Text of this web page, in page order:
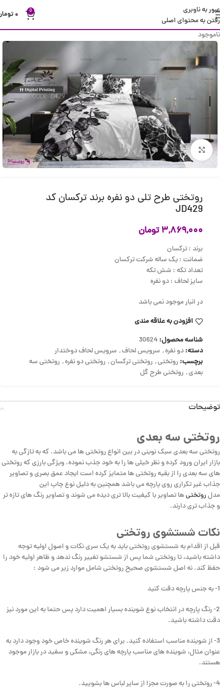
عبور به ناوبری
رفتن به محتوای اصلی
0 ۰
ناموجود
بزرگنمایی تصویر
روتختی طرح تلی دو نفره برند ترکسان کد
JD429
۳,۸۶۹,۰۰۰تومان
برند : ترکسان
ضمانت : یک ساله شرکت ترکسان
تعداد تکه : شش تکه
سایز لحاف : دو نفره
در انبار موجود نمی باشد
افزودن به علاقه مندی
شناسه محصول: 30624
دسته:دو نفره, سرویس لحاف, سرویس لحاف دوختدار
برچسب: روتختی, روتختی ترکسان, روتختی دو نفره, روتختی سه
بعدی, روتختی طرح گل
توضیحات
روتختی سه بعدی
روتختی سه بعدی سبک نوینی در بین انواع روتختی ها می باشد. که به تازگی به
بازار ایران ورود کرده و نظر خیلی ها را به خود جذب نموده. ویژگی بارزی که روتختی
های سه بعدی را از بقیه روتختی ها متمایز کرده است ایجاد عمق بصری و تصاویر
جذاب غیر تکراری روی پارچه می باشد همچنین به دلیل نوع چاپ این
مدلروتختیها تصاویر با کیفیت بالا تری دیده می شوند و تصاویر رنگ های تازه تر
و جذاب تری دارند.
نکات شستشوی روتختی
قبل از اقدام به شستشوی روتختی باید به یک سری نکات و اصول اولیه توجه
داشته باشید، تا روتختی شما پس از شستشو تغییر رنگ ندهد و ظاهر اولیه خود را
حفظ کند. نه اصل شستشوی صحیح روتختی شامل موارد زیر می شود :
1- به جنس پارچه دقت کنید
2- رنگ پارچه در انتخاب نوع شوینده بسیار اهمیت دارد پس حتما به این مورد نیز
دقت داشته باشید.
3- از شوینده مناسب استفاده کنید. برای هر رنگ شوینده خاص خود وجود دارد به
عنوان مثال، شوینده های مناسب پارچه های رنگی، مشکی و سفید در بازار موجود
هستند.
4- روتختی را به صورت مجزا از سایر لباس ها بشویید.